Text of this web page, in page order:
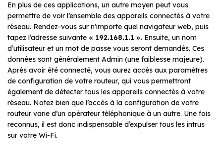
En plus de ces applications, un autre moyen peut vous
permettre de voir l’ensemble des appareils connectés à votre
réseau. Rendez-vous sur n’importe quel navigateur web, puis
tapez l’adresse suivante « 192.168.1.1 ». Ensuite, un nom
d’utilisateur et un mot de passe vous seront demandés. Ces
données sont généralement Admin (une faiblesse majeure).
Après avoir été connecté, vous aurez accès aux paramètres
de configuration de votre routeur, qui vous permettront
également de détecter tous les appareils connectés à votre
réseau. Notez bien que l’accès à la configuration de votre
routeur varie d’un opérateur téléphonique à un autre. Une fois
reconnus, il est donc indispensable d’expulser tous les intrus
sur votre Wi-Fi.